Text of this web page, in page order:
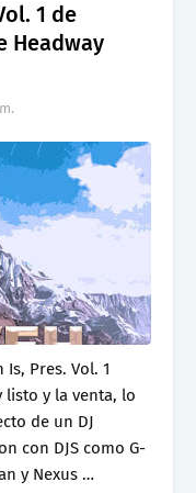
1 de
Headway
Pres. Vol. 1
y la venta, lo
de un DJ
con DJS como G-
y Nexus …